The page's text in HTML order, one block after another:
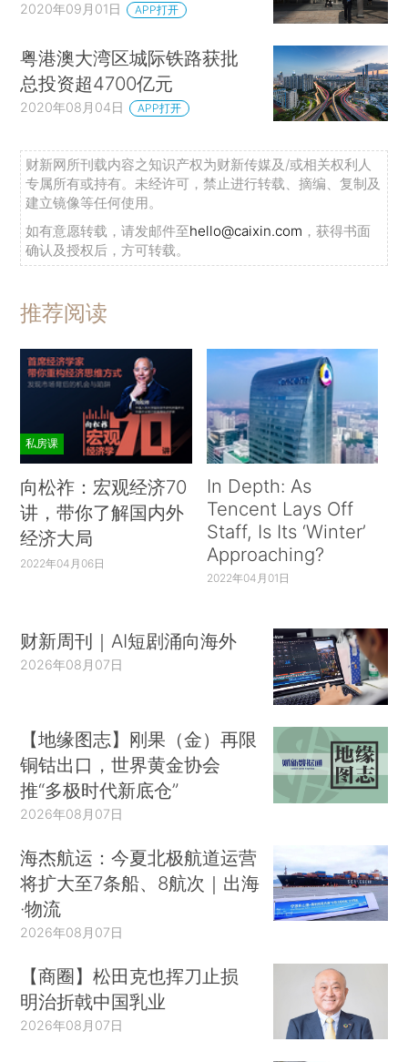
2020年09月01日 APP打开
粤港澳大湾区城际铁路获批
总投资超4700亿元
2020年08月04日 APP打开
财新网所刊载内容之知识产权为财新传媒及/或相关权利人
专属所有或持有。未经许可，禁止进行转载、摘编、复制及
建立镜像等任何使用。
如有意愿转载，请发邮件至hello@caixin.com ，获得书面
确认及授权后，方可转载。
推荐阅读
私房课
向松祚：宏观经济70
讲，带你了解国内外
经济大局
2022年04月06日
In Depth: As
Tencent Lays Off
Staff, Is Its ‘Winter’
Approaching?
2022年04月01日
财新周刊｜AI短剧涌向海外
2026年08月07日
【地缘图志】刚果（金）再限
铜钴出口，世界黄金协会
推“多极时代新底仓”
2026年08月07日
海杰航运：今夏北极航道运营
将扩大至7条船、8航次｜出海
·物流
2026年08月07日
【商圈】松田克也挥刀止损
明治折戟中国乳业
2026年08月07日